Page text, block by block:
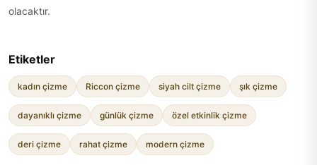
olacaktır.
Etiketler
kadın çizme Riccon çizme siyah cilt çizme şık çizme
dayanıklı çizme günlük çizme özel etkinlik çizme
deri çizme rahat çizme modern çizme